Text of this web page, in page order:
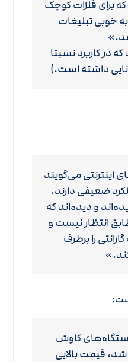
که برای فلزات کوچک
خوبی تبلیغات
در کاربرد نسبتا
داشته است.)
اینترنتی می‌گویند
ضعیفی دارند.
و دیده‌اند که
انتظار نیست و
را برطرف
کاوش
قیمت بالایی